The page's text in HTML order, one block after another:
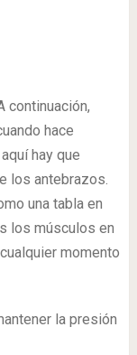
continuación,
hace
hay que
los antebrazos.
una tabla en
los músculos en
momento
la presión